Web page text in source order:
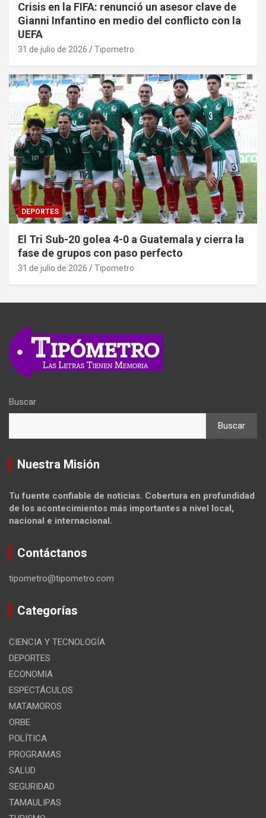
Crisis en la FIFA: renunció un asesor clave de
Gianni Infantino en medio del conflicto con la
UEFA
31 de julio de 2026 Tipometro
DEPORTES
El Tri Sub-20 golea 4-0 a Guatemala y cierra la
fase de grupos con paso perfecto
31 de julio de 2026 Tipometro
Buscar
Buscar
Nuestra Misión
Tu fuente confiable de noticias. Cobertura en profundidad
de los acontecimientos más importantes a nivel local,
nacional e internacional.
Contáctanos
tipometro@tipometro.com
Categorías
CIENCIA Y TECNOLOGÍA
DEPORTES
ECONOMIA
ESPECTÁCULOS
MATAMOROS
ORBE
POLÍTICA
PROGRAMAS
SALUD
SEGURIDAD
TAMAULIPAS